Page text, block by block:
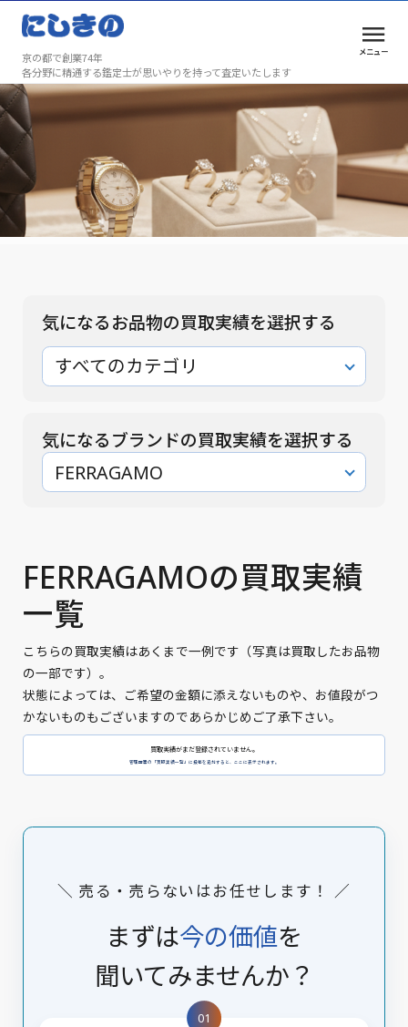
京の都で創業74年
各分野に精通する鑑定士が思いやりを持って査定いたします
メニュー
買取実績
気になるお品物の買取実績を選択する
すべてのカテゴリ
気になるブランドの買取実績を選択する
FERRAGAMO
FERRAGAMOの買取実績
一覧
こちらの買取実績はあくまで一例です（写真は買取したお品物
の一部です）。
状態によっては、ご希望の金額に添えないものや、お値段がつ
かないものもございますのであらかじめご了承下さい。
買取実績がまだ登録されていません。
管理画面の「買取実績一覧」に投稿を追加すると、ここに表示されます。
＼ 売る・売らないはお任せします！ ／
まずは今の価値を
聞いてみませんか？
01